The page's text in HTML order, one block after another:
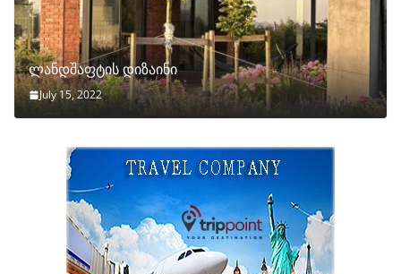
ლანდშაფტის დიზაინი
July 15, 2022